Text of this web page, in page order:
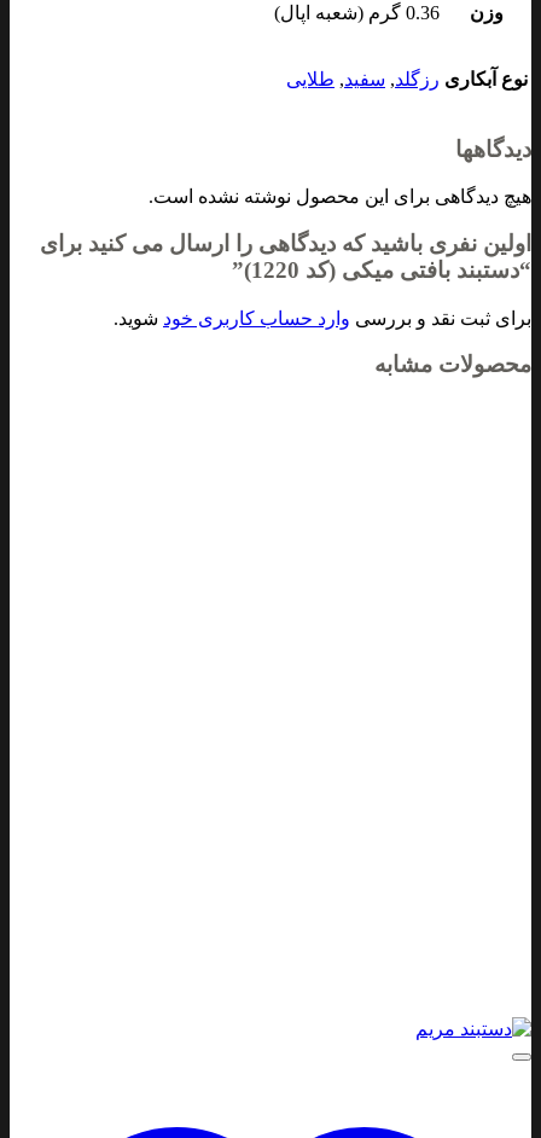
وزن 0.36 گرم (شعبه اپال)
نوع آبکاری رزگلد, سفید, طلایی
دیدگاهها
هیچ دیدگاهی برای این محصول نوشته نشده است.
اولین نفری باشید که دیدگاهی را ارسال می کنید برای
“دستبند بافتی میکی (کد 1220)”
برای ثبت نقد و بررسی وارد حساب کاربری خود شوید.
محصولات مشابه